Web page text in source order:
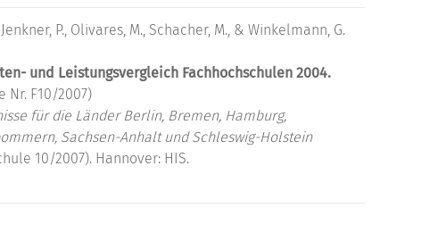
Jenkner, P., Olivares, M., Schacher, M., & Winkelmann, G.
und Leistungsvergleich Fachhochschulen 2004.
Nr. F10/2007)
für die Länder Berlin, Bremen, Hamburg,
Sachsen-Anhalt und Schleswig-Holstein
10/2007). Hannover: HIS.